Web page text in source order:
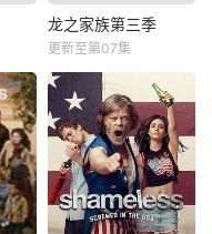
龙之家族第三季
更新至第07集